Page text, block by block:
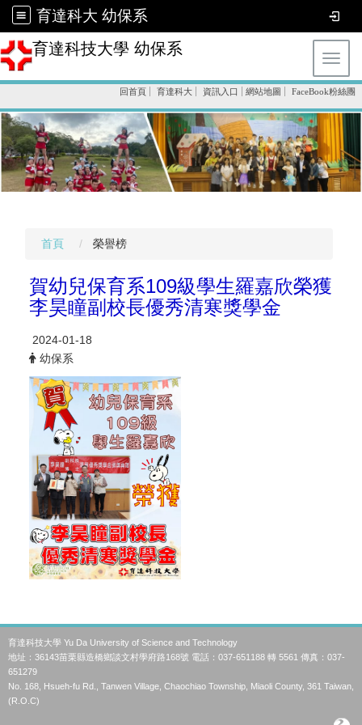
育達科大 幼保系
育達科技大學 幼保系
回首頁 育達科大 資訊入口 網站地圖 FaceBook粉絲團
首頁 榮譽榜
賀幼兒保育系109級學生羅嘉欣榮獲
李昊瞳副校長優秀清寒獎學金
2024-01-18
幼保系
育達科技大學 Yu Da University of Science and Technology
地址：36143苗栗縣造橋鄉談文村學府路168號 電話：037-651188 轉 5561 傳真：037-
651279
No. 168, Hsueh-fu Rd., Tanwen Village, Chaochiao Township, Miaoli County, 361 Taiwan,
(R.O.C)